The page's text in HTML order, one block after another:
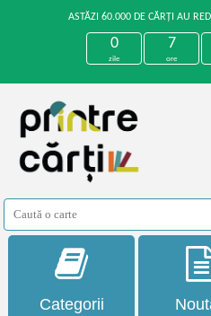
ASTĂZI 60.000 DE CĂRȚI AU
0
zile
7
ore
Categorii